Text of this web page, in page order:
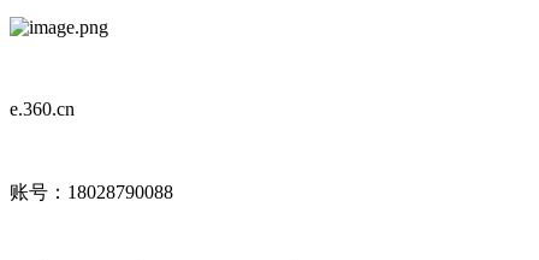
e.360.cn
账号：18028790088